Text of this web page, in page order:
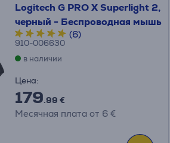
Logitech G PRO X Superlight 2,
черный - Беспроводная мышь
(6)
910-006630
в наличии
Цена:
179.99 €
Месячная плата от 6 €